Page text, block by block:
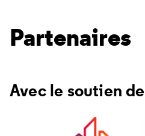
Partenaires
Avec le soutien de